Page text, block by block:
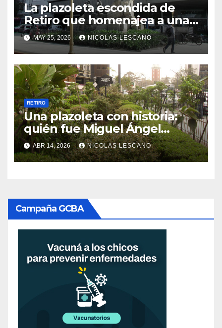
La plazoleta escondida de
Retiro que homenajea a una
leyenda del tango: quién fue
Azucena Maizani
MAY 25, 2026 NICOLAS LESCANO
RETIRO
Una plazoleta con historia:
quién fue Miguel Ángel
Zavala Ortiz y por qué su
nombre perdura en Retiro
ABR 14, 2026 NICOLAS LESCANO
Campaña GCBA